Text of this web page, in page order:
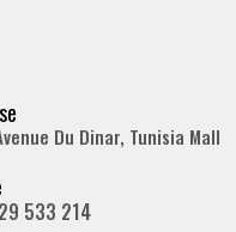
Du Dinar, Tunisia Mall
533 214